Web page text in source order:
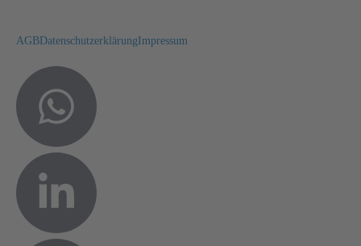
AGB DatenschutzerklärungImpressum